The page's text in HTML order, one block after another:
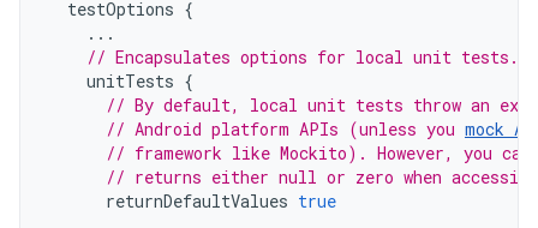
testOptions {
...
// Encapsulates options for local unit tests.
unitTests {
// By default, local unit tests throw an
// Android platform APIs (unless you mock
// framework like Mockito). However, you
// returns either null or zero when
returnDefaultValues true